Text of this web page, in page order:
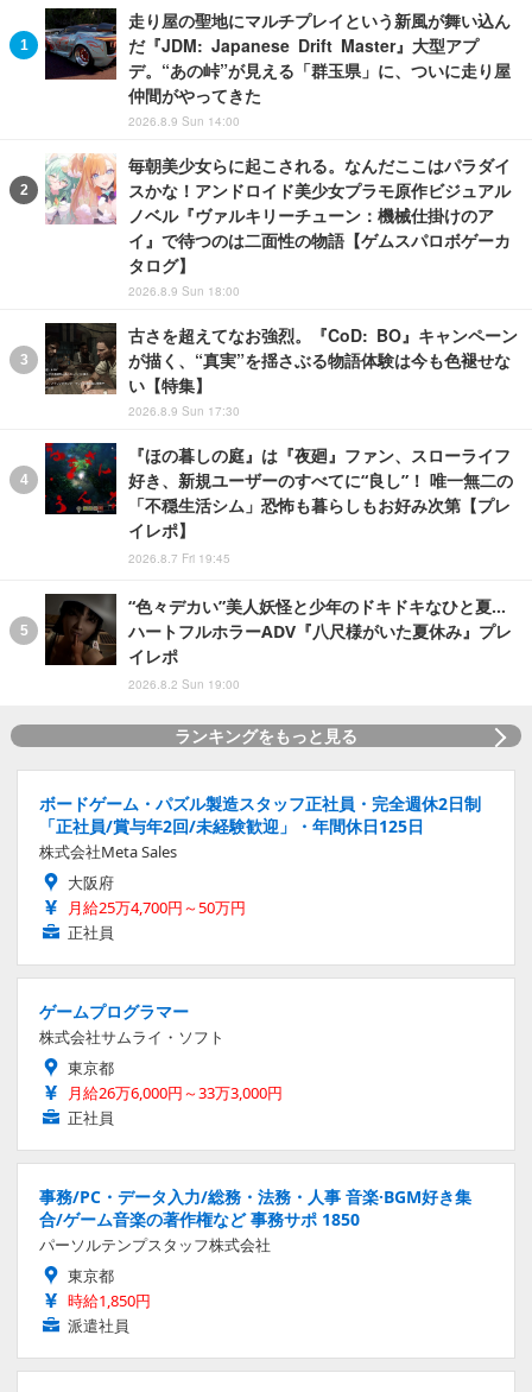
走り屋の聖地にマルチプレイという新風が舞い込ん
だ『JDM: Japanese Drift Master』大型アプ
デ。“あの峠”が見える「群玉県」に、ついに走り屋
仲間がやってきた
2026.8.9 Sun 14:00
毎朝美少女らに起こされる。なんだここはパラダイ
スかな！アンドロイド美少女プラモ原作ビジュアル
ノベル『ヴァルキリーチューン：機械仕掛けのア
イ』で待つのは二面性の物語【ゲムスパロボゲーカ
タログ】
2026.8.9 Sun 18:00
古さを超えてなお強烈。『CoD: BO』キャンペーン
が描く、“真実”を揺さぶる物語体験は今も色褪せな
い【特集】
2026.8.9 Sun 17:30
『ほの暮しの庭』は『夜廻』ファン、スローライフ
好き、新規ユーザーのすべてに“良し”！ 唯一無二の
「不穏生活シム」恐怖も暮らしもお好み次第【プレ
イレポ】
2026.8.7 Fri 19:45
“色々デカい”美人妖怪と少年のドキドキなひと夏…
ハートフルホラーADV『八尺様がいた夏休み』プレ
イレポ
2026.8.2 Sun 19:00
ランキングをもっと見る
ボードゲーム・パズル製造スタッフ正社員・完全週休2日制
「正社員/賞与年2回/未経験歓迎」・年間休日125日
株式会社Meta Sales
大阪府
月給25万4,700円～50万円
正社員
ゲームプログラマー
株式会社サムライ・ソフト
東京都
月給26万6,000円～33万3,000円
正社員
事務/PC・データ入力/総務・法務・人事 音楽·BGM好き集
合/ゲーム音楽の著作権など 事務サポ 1850
パーソルテンプスタッフ株式会社
東京都
時給1,850円
派遣社員